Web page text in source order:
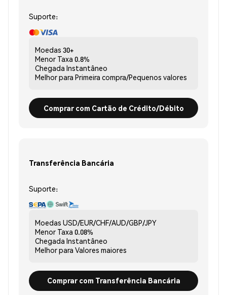
Suporte:
Moedas 30+
Menor Taxa 0.8%
Chegada Instantâneo
Melhor para Primeira compra/Pequenos valores
Comprar com Cartão de Crédito/Débito
Transferência Bancária
Suporte:
Moedas USD/EUR/CHF/AUD/GBP/JPY
Menor Taxa 0.08%
Chegada Instantâneo
Melhor para Valores maiores
Comprar com Transferência Bancária